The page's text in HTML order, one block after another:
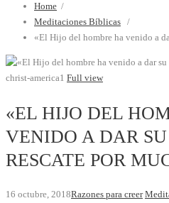
Home /
Meditaciones Bíblicas /
«El Hijo del hombre ha venido a
christ-america1 Full view
«EL HIJO DEL
VENIDO A DAR
RESCATE POR
16 octubre, 2018Razones para creer